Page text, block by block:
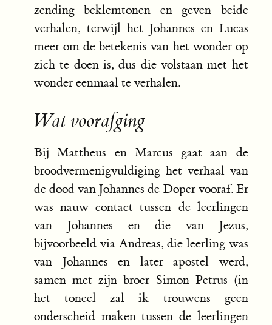
zending beklemtonen en geven beide
verhalen, terwijl het Johannes en Lucas
meer om de betekenis van het wonder op
zich te doen is, dus die volstaan met het
wonder eenmaal te verhalen.
Wat voorafging
Bij Mattheus en Marcus gaat aan de
broodvermenigvuldiging het verhaal van
de dood van Johannes de Doper vooraf. Er
was nauw contact tussen de leerlingen
van Johannes en die van Jezus,
bijvoorbeeld via Andreas, die leerling was
van Johannes en later apostel werd,
samen met zijn broer Simon Petrus (in
het toneel zal ik trouwens geen
onderscheid maken tussen de leerlingen